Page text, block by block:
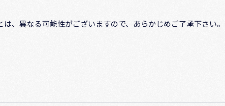
、異なる可能性がございますので、あらかじめご了承下さい。